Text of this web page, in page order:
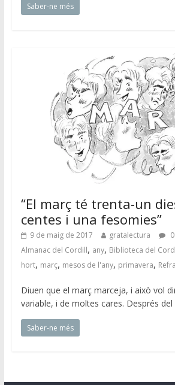
Saber-ne més
“El març té trenta-un
centes i una fesomies”
9 de maig de 2017 gratalectura
Almanac del Cordill, any, Biblioteca del
hort, març, mesos de l'any, primavera,
Diuen que el març marceja, i això vol
variable, i de moltes cares. Després del
Saber-ne més